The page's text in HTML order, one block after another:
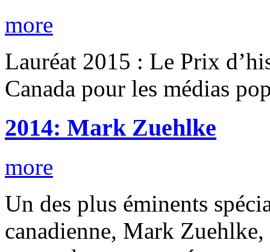
more
Lauréat 2015 : Le Prix
Canada pour les médias
2014: Mark Zuehlke
more
Un des plus éminents
canadienne, Mark